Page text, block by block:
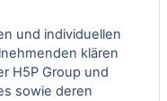
und individuellen
klären
H5P Group und
sowie deren